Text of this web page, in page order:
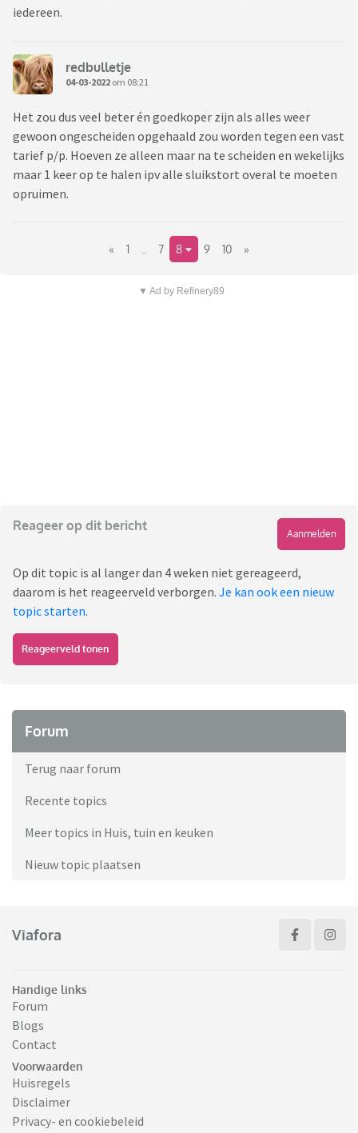
iedereen.
redbulletje
04-03-2022 om 08:21
Het zou dus veel beter én goedkoper zijn als alles weer
gewoon ongescheiden opgehaald zou worden tegen een vast
tarief p/p. Hoeven ze alleen maar na te scheiden en wekelijks
maar 1 keer op te halen ipv alle sluikstort overal te moeten
opruimen.
« 1 7 8 9 10 »
▼ Ad by Refinery89
Reageer op dit bericht
Aanmelden
Op dit topic is al langer dan 4 weken niet gereageerd,
daarom is het reageerveld verborgen. Je kan ook een nieuw
topic starten.
Reageerveld tonen
Forum
Terug naar forum
Recente topics
Meer topics in Huis, tuin en keuken
Nieuw topic plaatsen
Viafora
Handige links
Forum
Blogs
Contact
Voorwaarden
Huisregels
Disclaimer
Privacy- en cookiebeleid